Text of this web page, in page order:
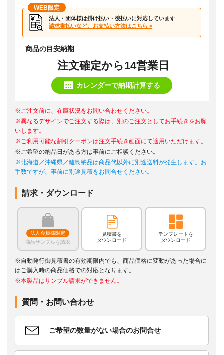
WEB限定
法人・団体様は掛け払い・後払いに対応しています
請求書払いなど、お支払い方法はこちら >
商品の目安納期
注文確定から14営業日
カレンダーで納期計算する
※ご注文前に、在庫状況をお問い合わせください。
※異なるデザインでご注文する際は、別のご注文としてお手続きをお願
いします。
※ご利用可能な割引クーポンは注文手続き画面にて適用いただけます。
※ご希望の納品日がある方は事前にご相談ください。
※北海道／沖縄県／離島納品は商品代以外に別途送料が発生します。お
手数ですが、事前に別途見積をお問合せください。
請求・ダウンロード
法人会員様限定
商品サンプルを請求
見積書を
ダウンロード
テンプレートを
ダウンロード
※自動発行御見積書の有効期限内でも、商品価格に変動があった場合に
はご購入時の商品価格での対応となります。
※本製品はサンプル請求ができません。
質問・お問い合わせ
ご希望の数量がない場合のお問合せ